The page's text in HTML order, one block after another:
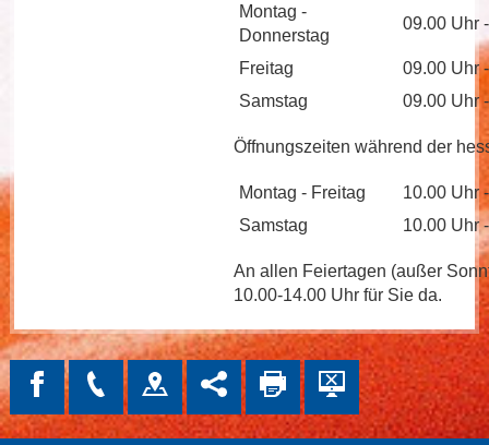
Montag -
Donnerstag
09.00 Uhr
Freitag
09.00 Uhr
Samstag
09.00 Uhr
Öffnungszeiten während der
Montag - Freitag
10.00 Uhr
Samstag
10.00 Uhr
An allen Feiertagen (außer
10.00-14.00 Uhr für Sie da.